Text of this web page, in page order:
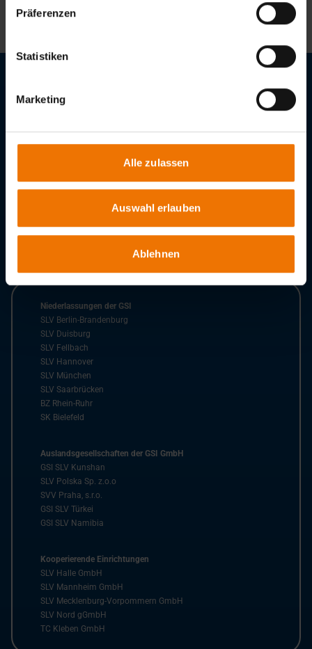
Präferenzen
Statistiken
Marketing
Alle zulassen
Auswahl erlauben
Ablehnen
GSI – Gesellschaft für Schweißtechnik International mbH
Schachenmeierstraße 37
Fax:+49 89 18 16 43
Niederlassungen der GSI
SLV Berlin-Brandenburg
SLV Duisburg
SLV Fellbach
SLV Hannover
SLV München
SLV Saarbrücken
BZ Rhein-Ruhr
SK Bielefeld
Auslandsgesellschaften der GSI GmbH
GSI SLV Kunshan
SLV Polska Sp. z.o.o
SVV Praha, s.r.o.
GSI SLV Türkei
GSI SLV Namibia
Kooperierende Einrichtungen
SLV Halle GmbH
SLV Mannheim GmbH
SLV Mecklenburg-Vorpommern GmbH
SLV Nord gGmbH
TC Kleben GmbH